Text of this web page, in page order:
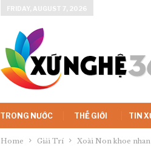
FRIDAY, AUGUST 7, 2026
TRONG NƯỚC THẾ GIỚI TIN
Home Giải Trí Xoài Non khoe nhan